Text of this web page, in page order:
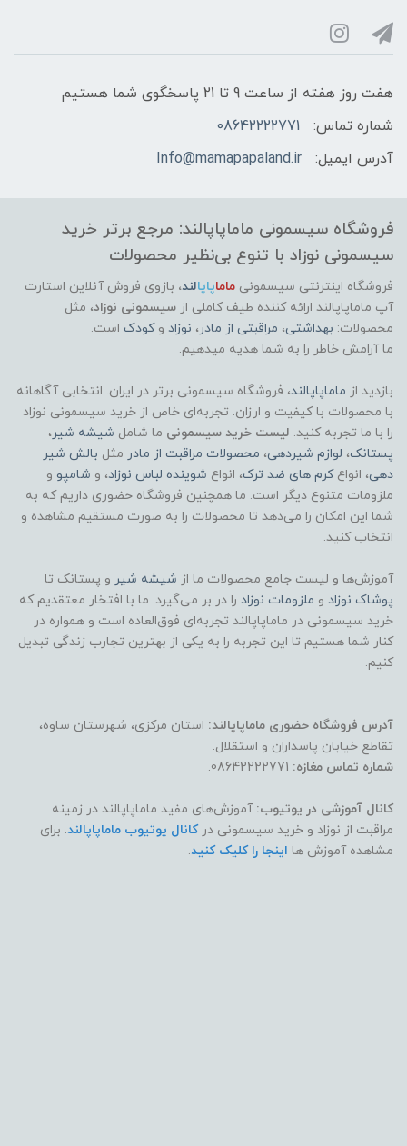
هفت روز هفته از ساعت 9 تا 21 پاسخگوی شما هستیم
شماره تماس:
08642222771
آدرس ایمیل:
Info@mamapapaland.ir
فروشگاه سیسمونی ماماپاپالند: مرجع برتر خرید
سیسمونی نوزاد با تنوع بی‌نظیر محصولات
فروشگاه اینترنتی سیسمونی ماماپاپالند، بازوی فروش آنلاین استارت
آپ ماماپاپالند ارائه کننده طیف کاملی از سیسمونی نوزاد، مثل
محصولات: بهداشتی، مراقبتی از مادر، نوزاد وکودک است.
ما آرامش خاطر را به شما هدیه میدهیم.
بازدید از ماماپاپالند، فروشگاه سیسمونی برتر در ایران. انتخابی آگاهانه
با محصولات با کیفیت و ارزان. تجربه‌ای خاص از خرید سیسمونی نوزاد
را با ما تجربه کنید. لیست خرید سیسمونی ما شامل شیشه شیر،
پستانک، لوازم شیردهی، محصولات مراقبت از مادر مثل بالش شیر
دهی، انواعکرم های ضد ترک، انواع شوینده لباس نوزاد، و شامپو و
ملزومات متنوع دیگر است. ما همچنین فروشگاه حضوری داریم که به
شما این امکان را می‌دهد تا محصولات را به صورت مستقیم مشاهده و
انتخاب کنید.
آموزش‌ها و لیست جامع محصولات ما از شیشه شیر و پستانک تا
پوشاک نوزاد و ملزومات نوزاد را در بر می‌گیرد. ما با افتخار معتقدیم که
خرید سیسمونی در ماماپاپالند تجربه‌ای فوق‌العاده است و همواره در
کنار شما هستیم تا این تجربه را به یکی از بهترین تجارب زندگی تبدیل
کنیم.
آدرس فروشگاه حضوری ماماپاپالند: استان مرکزی، شهرستان ساوه،
تقاطع خیابان پاسداران و استقلال.
شماره تماس مغازه:
کانال آموزشی در یوتیوب: آموزش‌های مفید ماماپاپالند در زمینه
مراقبت از نوزاد و خرید سیسمونی درکانال یوتیوب ماماپاپالند. برای
مشاهده آموزش ها اینجا را کلیک کنید.